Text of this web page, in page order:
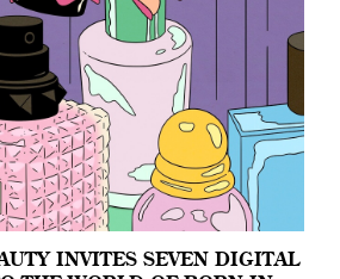
INVITES SEVEN DIGITAL